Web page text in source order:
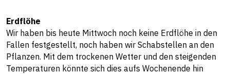
Erdflöhe
Wir haben bis heute Mittwoch noch keine Erdflöhe in den
Fallen festgestellt, noch haben wir Schabstellen an den
Pflanzen. Mit dem trockenen Wetter und den steigenden
Temperaturen könnte sich dies aufs Wochenende hin